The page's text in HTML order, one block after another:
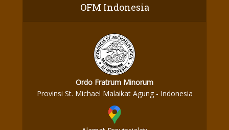
OFM Indonesia
Ordo Fratrum Minorum
Provinsi St. Michael Malaikat Agung - Indonesia